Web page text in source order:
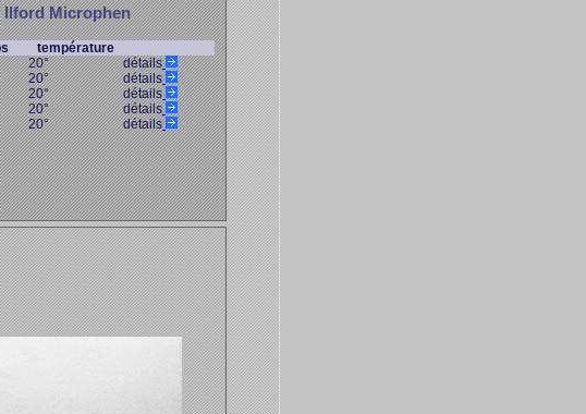
Ilford Microphen
température
20°
détails
20°
détails
20°
détails
20°
détails
20° détails